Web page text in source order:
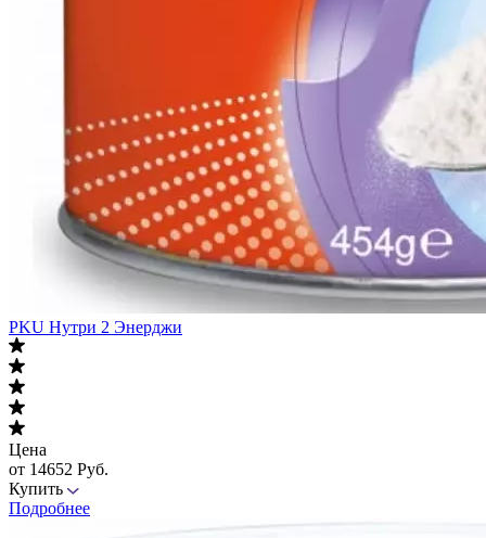
PKU Нутри 2 Энерджи
Цена
от 14652 Руб.
Купить
Подробнее